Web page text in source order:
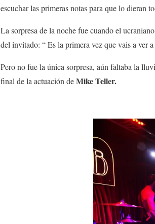
escuchar las primeras notas para que lo dieran
La sorpresa de la noche fue cuando el
del invitado: “ Es la primera vez que vais a ver
Pero no fue la única sorpresa, aún faltaba la
final de la actuación deMike Teller.